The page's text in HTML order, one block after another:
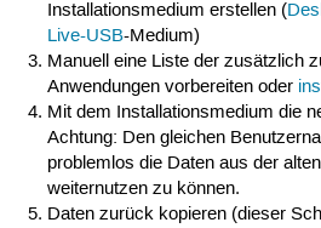
Installationsmedium erstellen (
Live-USB-Medium)
Manuell eine Liste der zusätzlich
Anwendungen vorbereiten oder
Mit dem Installationsmedium die
Achtung: Den gleichen
problemlos die Daten aus der
weiternutzen zu können.
Daten zurück kopieren (dieser